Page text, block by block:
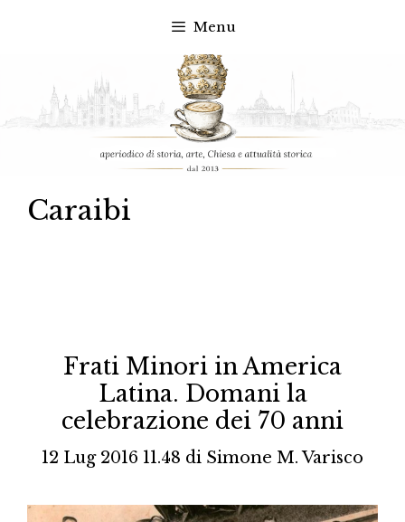
contenuto
Menu
Caraibi
Frati Minori in America
Latina. Domani la
celebrazione dei 70 anni
12 Lug 2016 11.48 di Simone M. Varisco